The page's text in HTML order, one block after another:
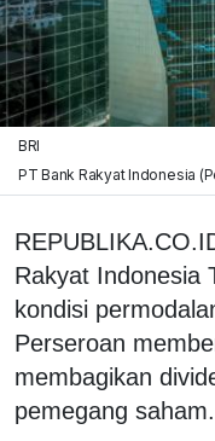
BRI
PT Bank Rakyat Indonesia
Rakyat Indonesia
kondisi
Perseroan
membagikan
pemegang saham.